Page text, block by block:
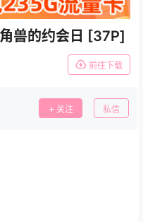
兽的约会日 [37P]
前往下载
关注 私信